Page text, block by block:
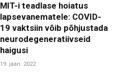
MIT-i teadlase hoiatus
lapsevanematele: COVID-
19 vaktsiin võib põhjustada
neurodegeneratiivseid
haigusi
19. jaan. 2022